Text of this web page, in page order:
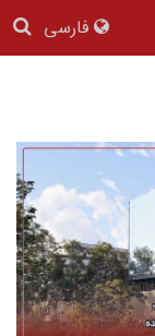
فارسی